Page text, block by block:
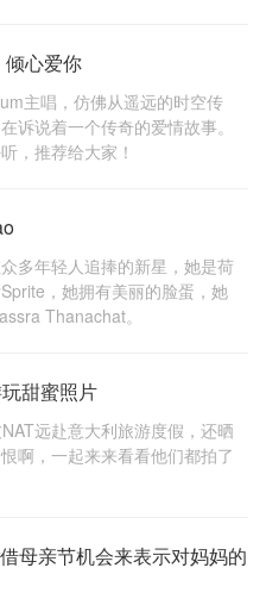
心爱你
主唱，仿佛从遥远的时空传
诉说着一个传奇的爱情故事。
，推荐给大家！
多年轻人追捧的新星，她是荷
，她拥有美丽的脸蛋，她
Thanachat。
甜蜜照片
远赴意大利旅游度假，还晒
啊，一起来来看看他们都拍了
母亲节机会来表示对妈妈的